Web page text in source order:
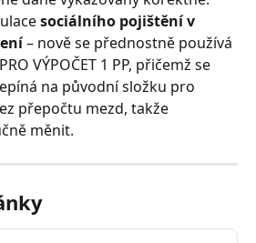
sociálního pojištění v
– nově se přednostně používá
VÝPOČET 1 PP, přičemž se
na původní složku pro
přepočtu mezd, takže
měnit.